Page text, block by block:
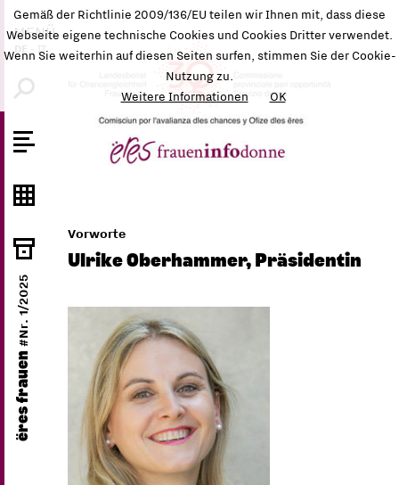
MENÜ
DE - IT
ëres frauen
#Nr. 1/2025
Vorworte
Ulrike Oberhammer, Präsidentin
Gemäß der Richtlinie 2009/136/EU teilen wir Ihnen mit, dass diese
Webseite eigene technische Cookies und Cookies Dritter verwendet.
Wenn Sie weiterhin auf diesen Seiten surfen, stimmen Sie der Cookie-
Nutzung zu.
Weitere Informationen
OK